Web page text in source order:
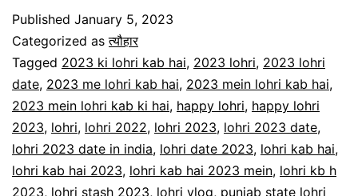
Published January 5, 2023
Categorized asत्यौहार
Tagged 2023 ki lohri kab hai, 2023 lohri, 2023 lohri
date, 2023 me lohri kab hai, 2023 mein lohri kab hai,
2023 mein lohri kab ki hai, happy lohri, happy lohri
2023, lohri, lohri 2022, lohri 2023, lohri 2023 date,
lohri 2023 date in india, lohri date 2023, lohri kab hai,
lohri kab hai 2023, lohri kab hai 2023 mein, lohri kb h
2023, lohri stash 2023, lohri vlog, punjab state lohri